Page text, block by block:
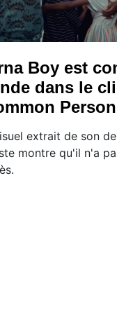
Boy est
dans le
extrait de son
montre qu'il n'a